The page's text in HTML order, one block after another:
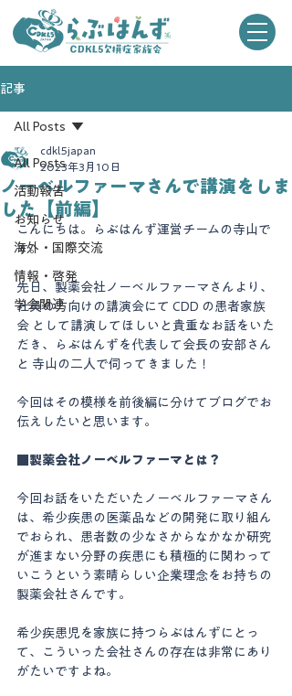
記事
All Posts
活動報告
お知らせ
海外・国際交流
情報・啓発
学会関連
All Posts
ノーベルファーマさんで講演をしま
した【前編】
cdkl5japan
2023年3月10日
こんにちは。らぶはんず運営チームの寺山で
す。
先日、製薬会社ノーベルファーマさんより、
社員の方向けの講演会にて CDD の患者家族
会 として講演してほしいと貴重なお話をいた
だき、らぶはんずを代表して会長の安部さん
と 寺山の二人で伺ってきました！
今回はその模様を前後編に分けてブログでお
伝えしたいと思います。
■製薬会社ノーベルファーマとは？
今回お話をいただいたノーベルファーマさん
は、希少疾患の医薬品などの開発に取り組ん
でおられ、患者数の少なさからなかなか研究
が進まない分野の疾患にも積極的に関わって
いこうという素晴らしい企業理念をお持ちの
製薬会社さんです。
希少疾患児を家族に持つらぶはんずにとっ
て、こういった会社さんの存在は非常にあり
がたいですよね。